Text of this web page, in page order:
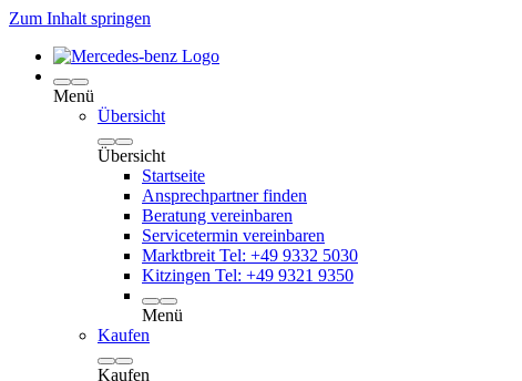
Zum Inhalt springen
Menü
Übersicht
Übersicht
Startseite
Ansprechpartner finden
Beratung vereinbaren
Servicetermin vereinbaren
Marktbreit Tel: +49 9332 5030
Kitzingen Tel: +49 9321 9350
Menü
Kaufen
Kaufen